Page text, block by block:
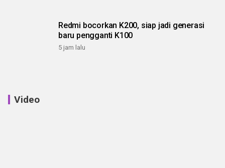
Redmi bocorkan K200, siap jadi generasi
baru pengganti K100
5 jam lalu
Video